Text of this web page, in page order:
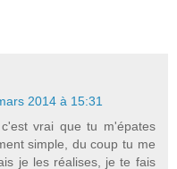
2014 à 15:31
vrai que tu m'épates
simple, du coup tu me
je les réalises, je te fais